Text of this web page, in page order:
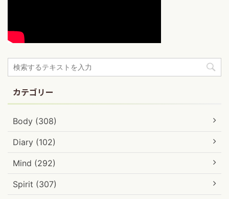
カテゴリー
Body (308)
Diary (102)
Mind (292)
Spirit (307)